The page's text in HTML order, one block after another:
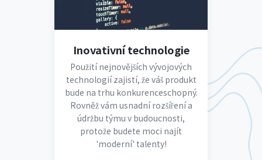
Inovativní technologie
Použití nejnovějších vývojových
technologií zajistí, že váš produkt
bude na trhu konkurenceschopný.
Rovněž vám usnadní rozšíření a
údržbu týmu v budoucnosti,
protože budete moci najít
'moderní' talenty!